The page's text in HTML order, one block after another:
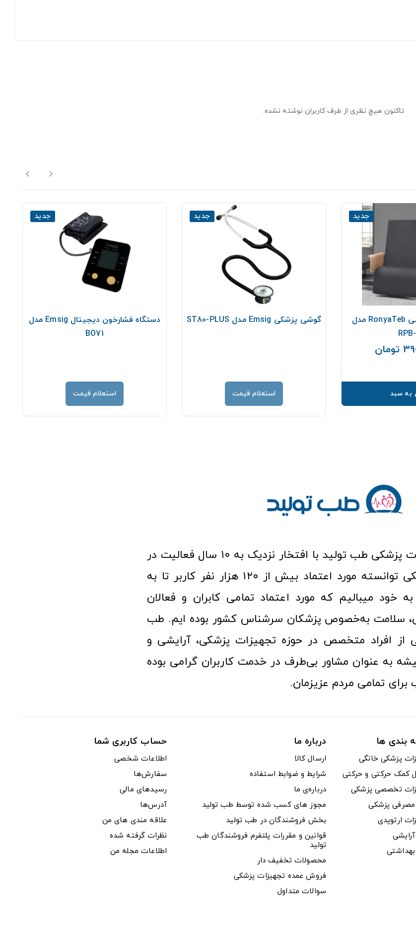
تاکنون هیچ نظری از طرف کاربران نوشته نشده.
جدید
تخت بیمار چرخشی RonyaTeb مدل
به سبد
جدید
گوشی پزشکی Emsig مدل ST80-PLUS
استعلام قیمت
جدید
دستگاه فشارخون دیجیتال Emsig مدل
BO71
استعلام قیمت
فروشگاه آنلاین تجهیزات پزشکی طب تولید با افتخار نزدیک به ۱۰ سال فعالیت در
عرصه کالا و لوازم پزشکی توانسته مورد اعتماد بیش از ۱۲۰ هزار نفر کاربر تا به
به خود میبالیم که مورد اعتماد تمامی کابران و فعالان
سلامت به‌خصوص پزشکان سرشناس کشور بوده ایم. طب
از افراد متخصص در حوزه تجهیزات پزشکی، آرایشی و
به عنوان مشاور بی‌طرف در خدمت کاربران گرامی بوده
تمامی مردم عزیزمان.
بندی ها
پزشکی خانگی
کمک حرکتی و حرکتی
تخصصی پزشکی
مصرفی پزشکی
ارتوپدی
آرایشی
بهداشتی
درباره ما
ارسال کالا
شرایط و ضوابط استفاده
درباره‌ی ما
مجوز های کسب شده توسط طب تولید
بخش فروشندگان در طب تولید
قوانین و مقررات پلتفرم فروشندگان طب
تولید
محصولات تخفیف دار
فروش عمده تجهیزات پزشکی
سوالات متداول
حساب کاربری شما
اطلاعات شخصی
سفارش‌ها
رسیدهای مالی
آدرس‌ها
علاقه مندی های من
نظرات گرفته شده
اطلاعات مجله من